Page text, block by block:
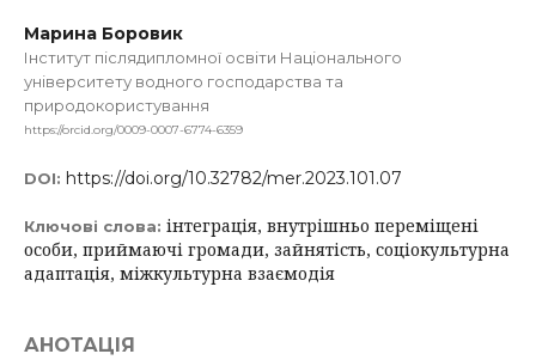
Марина Боровик
Інститут післядипломної освіти Національного
університету водного господарства та
природокористування
https://orcid.org/0009-0007-6774-6359
DOI: https://doi.org/10.32782/mer.2023.101.07
Ключові слова: інтеграція, внутрішньо переміщені
особи, приймаючі громади, зайнятість, соціокультурна
адаптація, міжкультурна взаємодія
АНОТАЦІЯ